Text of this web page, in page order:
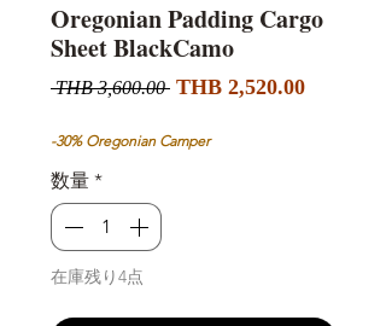
Oregonian Padding Cargo
Sheet BlackCamo
THB 3,600.00 通
価
THB 2,520.00セ
-30% Oregonian Camper
数量 *
在庫残り4点